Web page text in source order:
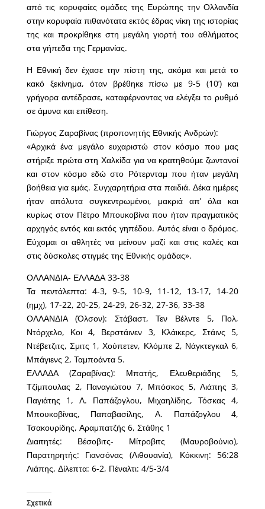
από τις κορυφαίες ομάδες της Ευρώπης την Ολλανδία
στην κορυφαία πιθανότατα εκτός έδρας νίκη της ιστορίας
της και προκρίθηκε στη μεγάλη γιορτή του αθλήματος
στα γήπεδα της Γερμανίας.
Η Εθνική δεν έχασε την πίστη της, ακόμα και μετά το
κακό ξεκίνημα, όταν βρέθηκε πίσω με 9-5 (10’) και
γρήγορα αντέδρασε, καταφέρνοντας να ελέγξει το ρυθμό
σε άμυνα και επίθεση.
Γιώργος Ζαραβίνας (προπονητής Εθνικής Ανδρών):
«Αρχικά ένα μεγάλο ευχαριστώ στον κόσμο που μας
στήριξε πρώτα στη Χαλκίδα για να κρατηθούμε ζωντανοί
και στον κόσμο εδώ στο Ρότερνταμ που ήταν μεγάλη
βοήθεια για εμάς. Συγχαρητήρια στα παιδιά. Δέκα ημέρες
ήταν απόλυτα συγκεντρωμένοι, μακριά απ’ όλα και
κυρίως στον Πέτρο Μπουκοβίνα που ήταν πραγματικός
αρχηγός εντός και εκτός γηπέδου. Αυτός είναι ο δρόμος.
Εύχομαι οι αθλητές να μείνουν μαζί και στις καλές και
στις δύσκολες στιγμές της Εθνικής ομάδας».
ΟΛΛΑΝΔΙΑ- ΕΛΛΑΔΑ 33-38
Τα πεντάλεπτα: 4-3, 9-5, 10-9, 11-12, 13-17, 14-20
(ημχ), 17-22, 20-25, 24-29, 26-32, 27-36, 33-38
ΟΛΛΑΝΔΙΑ (Όλσον): Στάβαστ, Τεν Βέλντε 5, Πολ,
Ντόρχελο, Κοι 4, Βερστάινεν 3, Κλάικερς, Στάινς 5,
Ντέβετζιτς, Σμιτς 1, Χούπετεν, Κλόμπε 2, Νάγκτεγκαλ 6,
Μπάγιενς 2, Ταμποάντα 5.
ΕΛΛΑΔΑ (Ζαραβίνας): Μπατής, Ελευθεριάδης 5,
Τζίμπουλας 2, Παναγιώτου 7, Μπόσκος 5, Λιάπης 3,
Παγιάτης 1, Λ. Παπάζογλου, Μιχαηλίδης, Τόσκας 4,
Μπουκοβίνας, Παπαβασίλης, Α. Παπάζογλου 4,
Τσακουρίδης, Αραμπατζής 6, Στάθης 1
Διαιτητές: Βέσοβιτς- Μίτροβιτς (Μαυροβούνιο),
Παρατηρητής: Γιανσόνας (Λιθουανία), Κόκκινη: 56:28
Λιάπης, Δίλεπτα: 6-2, Πέναλτι: 4/5-3/4
Σχετικά